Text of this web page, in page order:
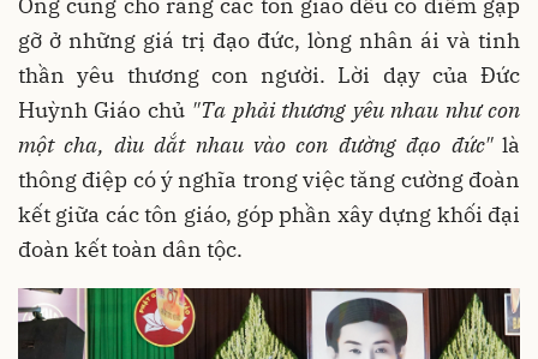
gỡ ở những giá trị đạo đức, lòng nhân ái và tinh
thần yêu thương con người. Lời dạy của Đức
Huỳnh Giáo chủ "Ta phải thương yêu nhau như con
một cha, dìu dắt nhau vào con đường đạo đức"là
thông điệp có ý nghĩa trong việc tăng cường đoàn
kết giữa các tôn giáo, góp phần xây dựng khối đại
đoàn kết toàn dân tộc.